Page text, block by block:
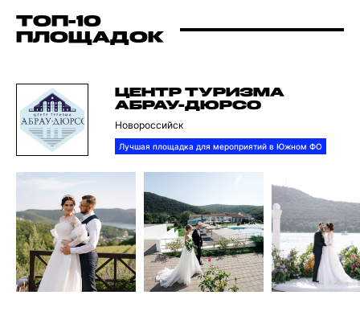
ТОП-10
ПЛОЩАДОК
ЦЕНТР ТУРИЗМА
АБРАУ-ДЮРСО
Новороссийск
Лучшая площадка для мероприятий в Южном ФО